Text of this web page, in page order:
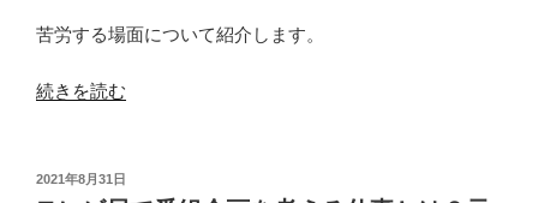
苦労する場面について紹介します。
“テ
関
続きを読む
投
稿
2021年8月31日